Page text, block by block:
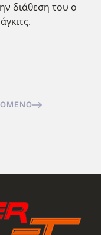
διάθεση του ο